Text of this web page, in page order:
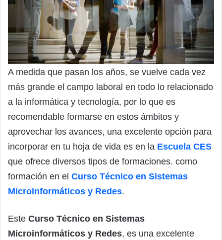
A medida que pasan los años, se vuelve cada vez
más grande el campo laboral en todo lo relacionado
a la informática y tecnología, por lo que es
recomendable formarse en estos ámbitos y
aprovechar los avances, una excelente opción para
incorporar en tu hoja de vida es en la Escuela CES
que ofrece diversos tipos de formaciones. como
formación en el Curso Técnico en Sistemas
Microinformáticos y Redes.
Este Curso Técnico en Sistemas
Microinformáticos y Redes, es una excelente